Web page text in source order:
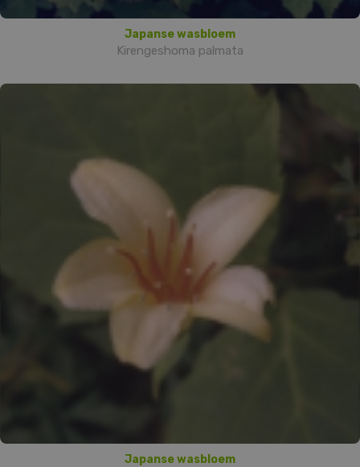
Japanse wasbloem
Kirengeshoma palmata
Japanse wasbloem